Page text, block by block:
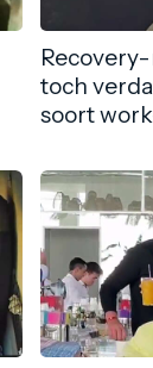
toch
soort